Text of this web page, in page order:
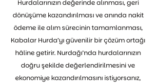
Hurdalarınızın değerinde alınması, geri
dönüşüme kazandırılması ve anında nakit
ödeme ile alım sürecinin tamamlanması,
Kabalar Hurda’yı güvenilir bir çözüm ortağı
hâline getirir. Nurdağı’nda hurdalarınızın
doğru şekilde değerlendirilmesini ve
ekonomiye kazandırılmasını istiyorsanız,